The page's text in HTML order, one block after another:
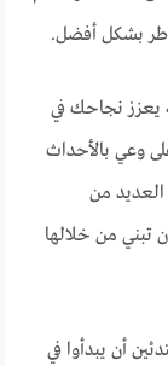
بشكل أفضل.
يعزز نجاحك في
وعي بالأحداث
العديد من
تبني من خلالها
أن يبدأوا في